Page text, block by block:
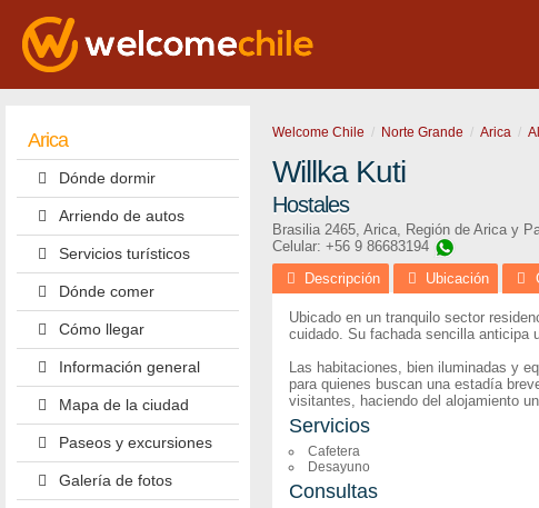
Arica
Dónde dormir
Arriendo de autos
Servicios turísticos
Dónde comer
Cómo llegar
Información general
Mapa de la ciudad
Paseos y excursiones
Galería de fotos
Welcome Chile Norte Grande Arica
Willka Kuti
Hostales
Brasilia 2465, Arica, Región de Arica y
Celular: +56 9 86683194
Descripción
Ubicación
Ubicado en un tranquilo sector
cuidado. Su fachada sencilla anticipa
Las habitaciones, bien iluminadas y
para quienes buscan una estadía
visitantes, haciendo del alojamiento
Servicios
Cafetera
Desayuno
Consultas